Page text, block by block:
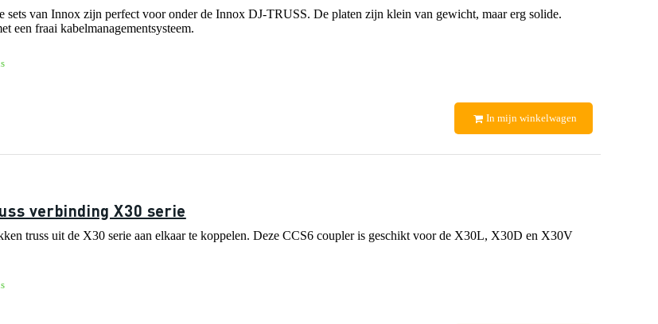
van Innox zijn perfect voor onder de Innox DJ-TRUSS. De platen zijn klein van gewicht, maar erg solide.
een fraai kabelmanagementsysteem.
In mijn winkelwagen
verbinding X30 serie
truss uit de X30 serie aan elkaar te koppelen. Deze CCS6 coupler is geschikt voor de X30L, X30D en X30V